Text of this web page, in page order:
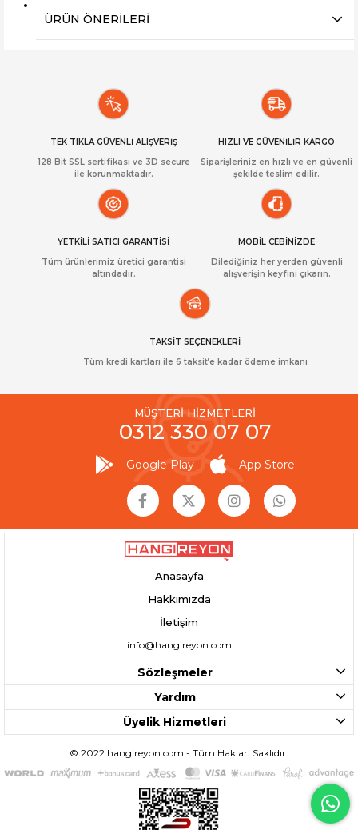
ÜRÜN ÖNERILERI
TEK TIKLA GÜVENLİ ALIŞVERİŞ
128 Bit SSL sertifikası ve 3D secure
ile korunmaktadır.
HIZLI VE GÜVENİLİR KARGO
Siparişleriniz en hızlı ve en güvenli
şekilde teslim edilir.
YETKİLİ SATICI GARANTİSİ
Tüm ürünlerimiz üretici garantisi
altındadır.
MOBİL CEBİNİZDE
Dilediğiniz her yerden güvenli
alışverişin keyfini çıkarın.
TAKSİT SEÇENEKLERİ
Tüm kredi kartları ile 6 taksit’e kadar ödeme imkanı
MÜŞTERİ HİZMETLERİ
0312 330 07 07
Google Play App Store
Anasayfa
Hakkımızda
İletişim
info@hangireyon.com
Sözleşmeler
Yardım
Üyelik Hizmetleri
© 2022 hangireyon.com - Tüm Hakları Saklıdır.